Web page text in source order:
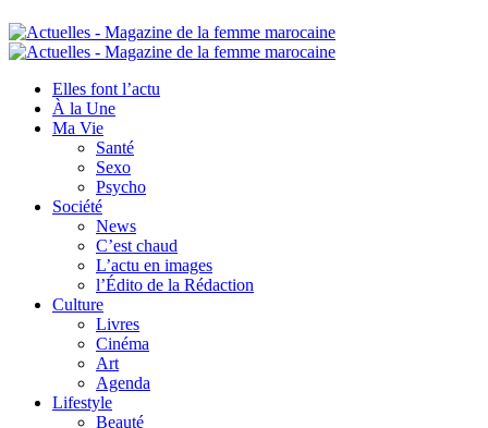
Elles font l’actu
À la Une
Ma Vie
Santé
Sexo
Psycho
Société
News
C’est chaud
L’actu en images
l’Édito de la Rédaction
Culture
Livres
Cinéma
Art
Agenda
Lifestyle
Beauté